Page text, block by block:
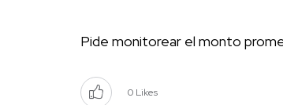
Pide monitorear el monto
0 Likes